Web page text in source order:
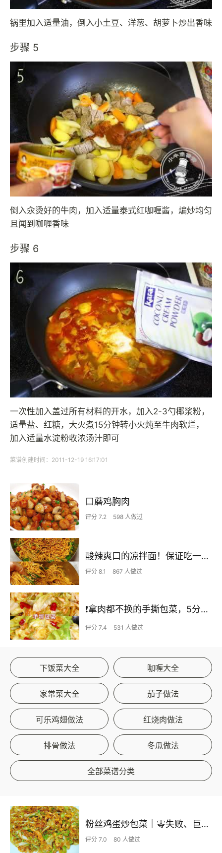
锅里加入适量油，倒入小土豆、洋葱、胡萝卜炒出香味
步骤 5
倒入汆烫好的牛肉，加入适量泰式红咖喱酱，煸炒均匀
且闻到咖喱香味
步骤 6
一次性加入盖过所有材料的开水，加入2-3勺椰浆粉，
适量盐、红糖，大火煮15分钟转小火炖至牛肉软烂，
加入适量水淀粉收浓汤汁即可
菜谱创建时间：2011-12-19 16:17:01
口蘑鸡胸肉
评分 7.2 598 人做过
酸辣爽口的凉拌面！保证吃一次就上瘾
评分 8.1 867 人做过
❗拿肉都不换的手撕包菜，5分钟快手家常菜🔥
评分 7.4 531 人做过
下饭菜大全 咖喱大全
家常菜大全 茄子做法
可乐鸡翅做法 红烧肉做法
排骨做法 冬瓜做法
全部菜谱分类
粉丝鸡蛋炒包菜｜零失败、巨下饭
评分 7.0 80 人做过